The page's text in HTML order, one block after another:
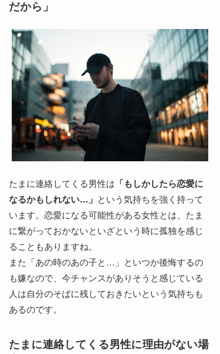
だから」
たまに連絡してくる男性は 「もしかしたら恋愛に
なるかもしれない…」
という気持ちを強く持って
います。恋愛になる可能性がある女性とは、たま
に繋がっておかないといざという時に孤独を感じ
ることもありますね。
また「あの時のあの子と…」といつか後悔するの
も嫌なので、 今チャンスがありそうと感じている
人は自分のそばに残しておきたい という気持ちも
あるのです。
たまに連絡してくる男性に理由がない場